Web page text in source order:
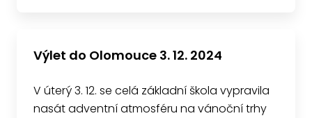
Výlet do Olomouce 3. 12. 2024
V úterý 3. 12. se celá základní škola vypravila
nasát adventní atmosféru na vánoční trhy